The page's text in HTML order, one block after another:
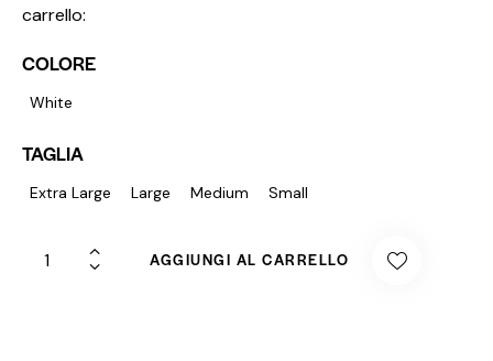
carrello:
COLORE
White
TAGLIA
Extra Large Large Medium Small
AGGIUNGI AL CARRELLO